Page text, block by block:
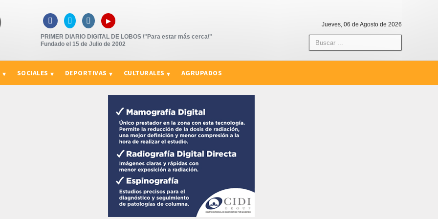
   ▸
PRIMER DIARIO DIGITAL DE LOBOS \"Para estar más cerca\"
Fundado el 15 de Julio de 2002
Jueves, 06 de Agosto de 2026
SOCIALES DEPORTIVAS CULTURALES AGRUPADOS